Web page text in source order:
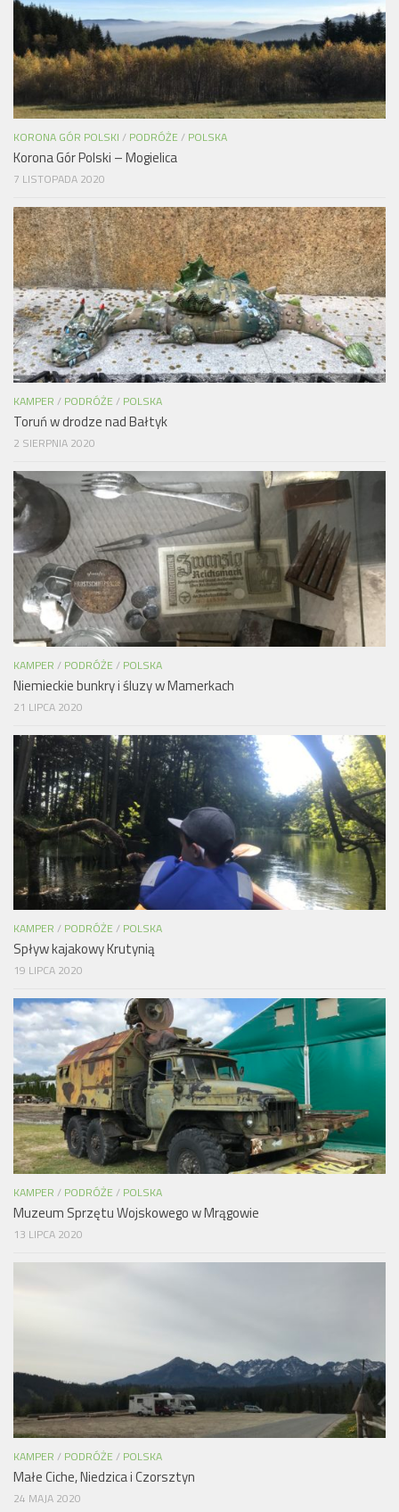
KORONA GÓR POLSKI / PODRÓŻE / POLSKA
Korona Gór Polski – Mogielica
7 LISTOPADA 2020
KAMPER / PODRÓŻE / POLSKA
Toruń w drodze nad Bałtyk
2 SIERPNIA 2020
KAMPER / PODRÓŻE / POLSKA
Niemieckie bunkry i śluzy w Mamerkach
21 LIPCA 2020
KAMPER / PODRÓŻE / POLSKA
Spływ kajakowy Krutynią
19 LIPCA 2020
KAMPER / PODRÓŻE / POLSKA
Muzeum Sprzętu Wojskowego w Mrągowie
13 LIPCA 2020
KAMPER / PODRÓŻE / POLSKA
Małe Ciche, Niedzica i Czorsztyn
24 MAJA 2020